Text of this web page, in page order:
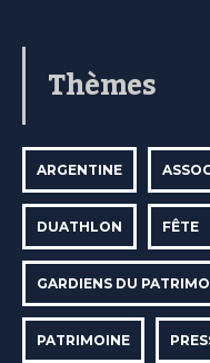
Thèmes
ARGENTINE
DUATHLON FÊTE
GARDIENS DU
PATRIMOINE